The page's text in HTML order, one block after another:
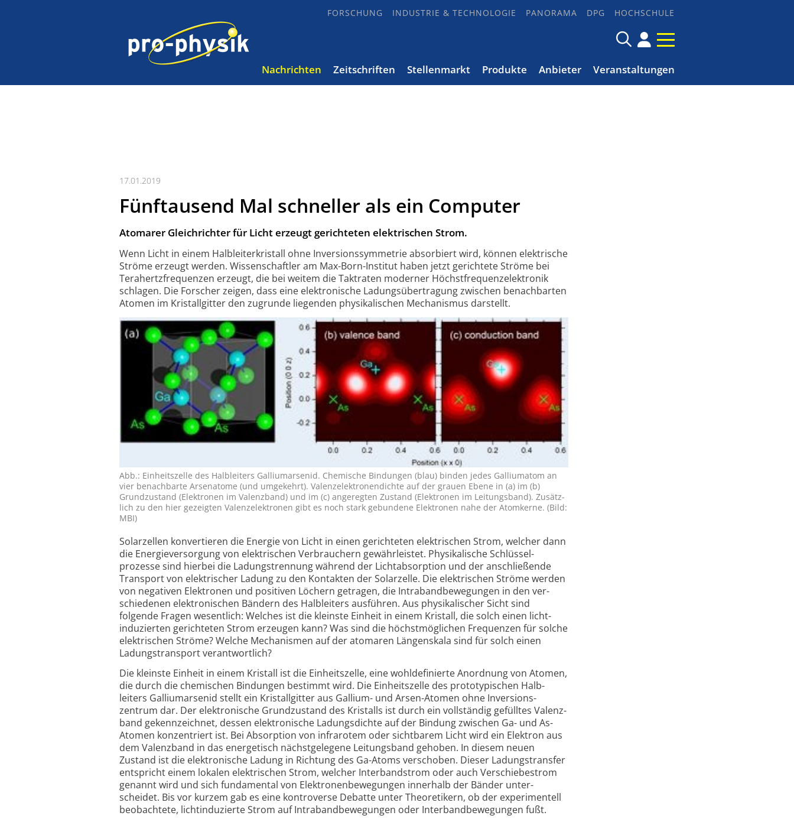
FORSCHUNG INDUSTRIE & TECHNOLOGIE PANORAMA DPG HOCHSCHULE
Nachrichten Zeitschriften Stellenmarkt Produkte Anbieter Veranstaltungen
17.01.2019
Fünftausend Mal schneller als ein Computer
Atomarer Gleichrichter für Licht erzeugt gerich­teten elek­trischen Strom.
Wenn Licht in einem Halbleiterkristall ohne Inversions­symmetrie absor­biert wird, können elek­trische
Ströme erzeugt werden. Wissen­schaftler am Max-Born-Institut haben jetzt gerich­tete Ströme bei
Tera­hertz­frequenzen erzeugt, die bei weitem die Takt­raten moderner Höchst­frequenz­elek­tronik
schlagen. Die Forscher zeigen, dass eine elek­tro­nische Ladungs­über­tragung zwischen benach­barten
Atomen im Kristall­gitter den zugrunde liegenden physi­ka­lischen Mecha­nismus dar­stellt.
Abb.: Einheitszelle des Halb­leiters Gallium­arsenid. Chemische Bindungen (blau) binden jedes Gallium­atom an
vier benach­barte Arsen­atome (und um­ge­kehrt). Valenz­elek­tronen­dichte auf der grauen Ebene in (a) im (b)
Grund­zustand (Elek­tronen im Valenz­band) und im (c) ange­regten Zustand (Elek­tronen im Leitungs­band). Zusätz­
lich zu den hier gezeigten Valenz­elek­tronen gibt es noch stark gebun­dene Elek­tronen nahe der Atom­kerne. (Bild:
MBI)
Solarzellen konvertieren die Energie von Licht in einen gerich­teten elek­trischen Strom, welcher dann
die Energie­ver­sorgung von elek­trischen Ver­brauchern gewähr­leistet. Physi­ka­lische Schlüssel­
prozesse sind hierbei die Ladungs­trennung während der Licht­absorp­tion und der anschlie­ßende
Trans­port von elek­trischer Ladung zu den Kontakten der Solar­zelle. Die elek­trischen Ströme werden
von nega­tiven Elek­tronen und posi­tiven Löchern getragen, die Intra­band­bewe­gungen in den ver­
schie­denen elek­tro­nischen Bändern des Halb­leiters aus­führen. Aus physi­ka­lischer Sicht sind
folgende Fragen wesent­lich: Welches ist die kleinste Einheit in einem Kristall, die solch einen licht­
indu­zierten gerich­teten Strom erzeugen kann? Was sind die höchst­mög­lichen Frequenzen für solche
elek­trischen Ströme? Welche Mecha­nismen auf der atomaren Längen­skala sind für solch einen
Ladungs­trans­port ver­ant­wort­lich?
Die kleinste Einheit in einem Kristall ist die Einheits­zelle, eine wohl­defi­nierte Anord­nung von Atomen,
die durch die chemischen Bindungen bestimmt wird. Die Einheits­zelle des proto­typischen Halb­
leiters Gallium­arsenid stellt ein Kristall­gitter aus Gallium- und Arsen-Atomen ohne Inver­sions­
zentrum dar. Der elek­tro­nische Grund­zustand des Kristalls ist durch ein voll­ständig gefülltes Valenz­
band gekenn­zeichnet, dessen elek­tro­nische Ladungs­dichte auf der Bindung zwischen Ga- und As-
Atomen konzen­triert ist. Bei Absorp­tion von infra­rotem oder sicht­barem Licht wird ein Elektron aus
dem Valenz­band in das energe­tisch nächst­gelegene Leitungs­band gehoben. In diesem neuen
Zustand ist die elek­tro­nische Ladung in Rich­tung des Ga-Atoms ver­schoben. Dieser Ladungs­transfer
ent­spricht einem lokalen elek­trischen Strom, welcher Inter­band­strom oder auch Ver­schiebe­strom
genannt wird und sich funda­mental von Elek­tronen­bewe­gungen inner­halb der Bänder unter­
scheidet. Bis vor kurzem gab es eine kontro­verse Debatte unter Theore­tikern, ob der experi­men­tell
beob­achtete, licht­indu­zierte Strom auf Intra­band­bewe­gungen oder Inter­band­bewe­gungen fußt.